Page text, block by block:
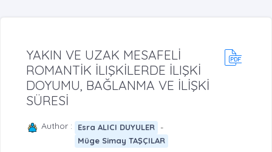
YAKIN VE UZAK MESAFELİ
ROMANTİK İLIŞKİLERDE İLIŞKİ
DOYUMU, BAĞLANMA VE İLİŞKİ
SÜRESİ
Author : Esra ALICI DUYULER -
Müge Simay TAŞÇILAR